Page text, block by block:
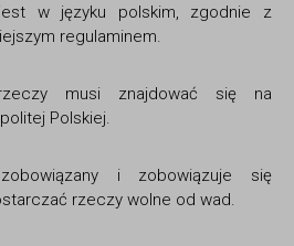
w języku polskim, zgodnie z
regulaminem.
musi znajdować się na
Polskiej.
i zobowiązuje się
rzeczy wolne od wad.